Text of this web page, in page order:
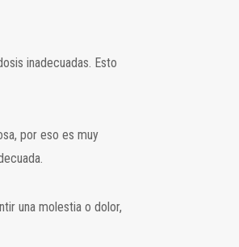
inadecuadas. Esto
por eso es muy
una molestia o dolor,